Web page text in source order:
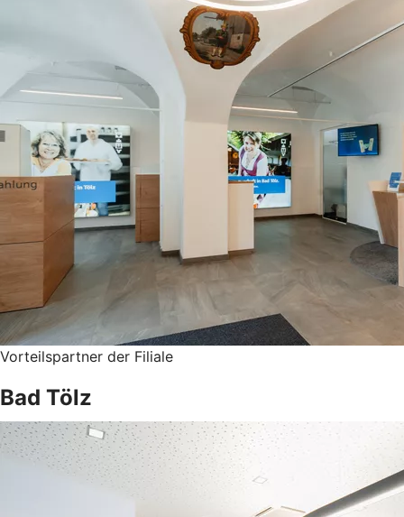
Vorteilspartner der Filiale
Bad Tölz